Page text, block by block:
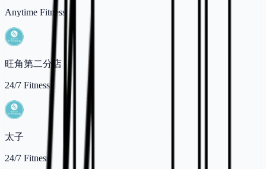
Anytime Fitness
旺角第二分店
24/7 Fitness
太子
24/7 Fitness